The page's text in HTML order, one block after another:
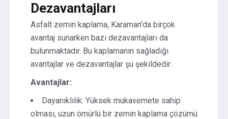
Dezavantajları
Asfalt zemin kaplama, Karaman’da birçok
avantaj sunarken bazı dezavantajları da
bulunmaktadır. Bu kaplamanın sağladığı
avantajlar ve dezavantajlar şu şekildedir:
Avantajlar:
Dayanıklılık: Yüksek mukavemete sahip
olması, uzun ömürlü bir zemin kaplama çözümü